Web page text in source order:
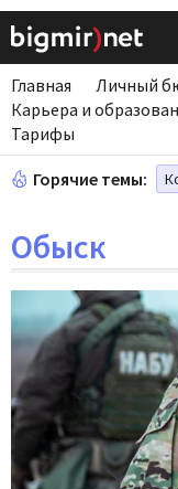
Главная Личный
Карьера и
Тарифы
Горячие темы:
Обыск